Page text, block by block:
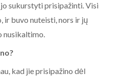
sukurstyti prisipažinti. Visi
ir buvo nuteisti, nors ir jų
nusikaltimo.
kad jie prisipažino dėl